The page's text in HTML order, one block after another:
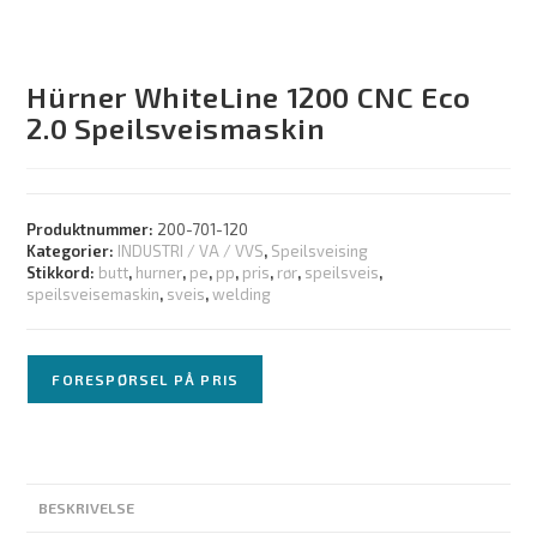
Hürner WhiteLine 1200 CNC Eco
2.0 Speilsveismaskin
Produktnummer: 200-701-120
Kategorier: INDUSTRI / VA / VVS, Speilsveising
Stikkord: butt, hurner, pe, pp, pris, rør, speilsveis,
speilsveisemaskin, sveis,welding
FORESPØRSEL PÅ PRIS
BESKRIVELSE